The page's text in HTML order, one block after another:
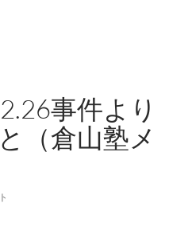
事件より
（倉山塾メ